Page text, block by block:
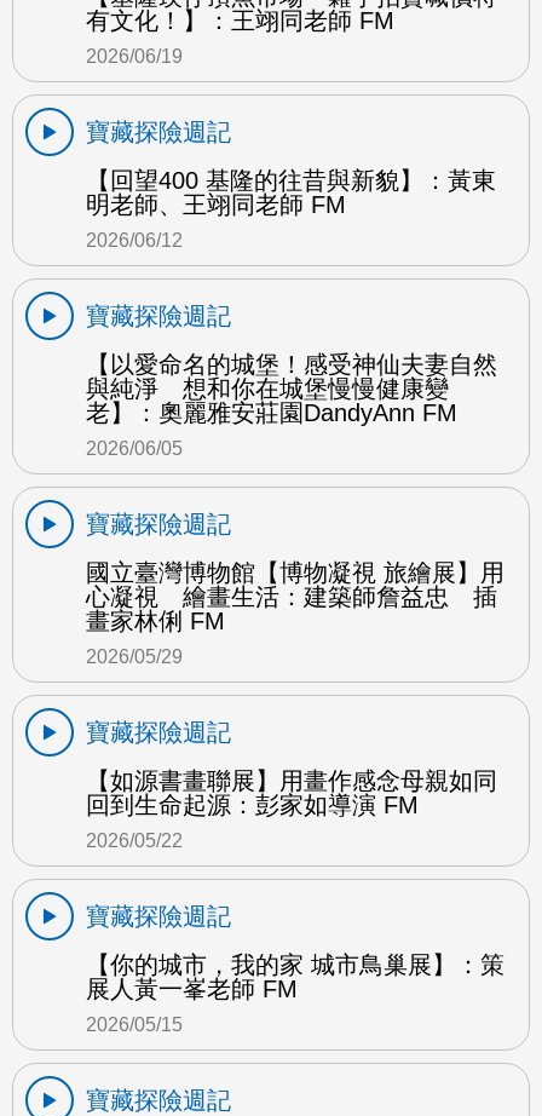
有文化！】：王翊同老師 FM
2026/06/19
寶藏探險週記
【回望400 基隆的往昔與新貌】：黃東
明老師、王翊同老師 FM
2026/06/12
寶藏探險週記
【以愛命名的城堡！感受神仙夫妻自然
與純淨 想和你在城堡慢慢健康變
老】：奧麗雅安莊園DandyAnn FM
2026/06/05
寶藏探險週記
國立臺灣博物館【博物凝視 旅繪展】用
心凝視 繪畫生活：建築師詹益忠 插
畫家林俐 FM
2026/05/29
寶藏探險週記
【如源書畫聯展】用畫作感念母親如同
回到生命起源：彭家如導演 FM
2026/05/22
寶藏探險週記
【你的城市，我的家 城市鳥巢展】：策
展人黃一峯老師 FM
2026/05/15
寶藏探險週記